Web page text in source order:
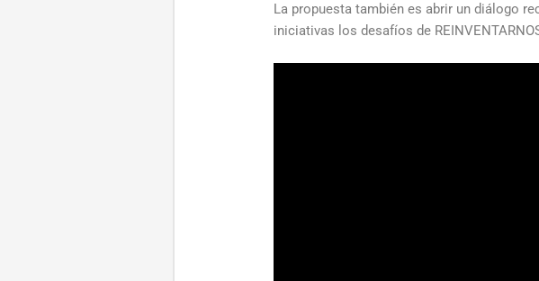
La propuesta también es abrir un diálogo
iniciativas los desafíos de